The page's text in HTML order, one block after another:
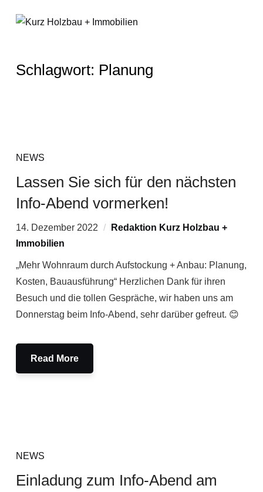
Schlagwort: Planung
NEWS
Lassen Sie sich für den nächsten
Info-Abend vormerken!
14. Dezember 2022
Redaktion Kurz Holzbau +
Immobilien
„Mehr Wohnraum durch Aufstockung + Anbau: Planung,
Kosten, Bauausführung“ Herzlichen Dank für ihren
Besuch und die tollen Gespräche, wir haben uns am
Donnerstag beim Info-Abend, sehr darüber gefreut. 😊
Read More
NEWS
Einladung zum Info-Abend am